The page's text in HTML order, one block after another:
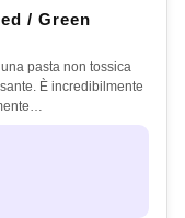
/ Green
pasta non tossica
È incredibilmente